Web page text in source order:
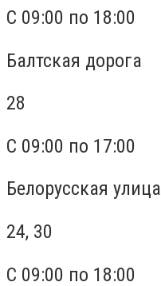
С 09:00 по 18:00
Балтская дорога
28
С 09:00 по 17:00
Белорусская улица
24, 30
С 09:00 по 18:00